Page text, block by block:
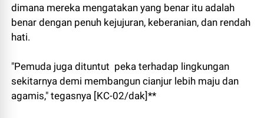
dimana mereka mengatakan yang benar itu adalah
benar dengan penuh kejujuran, keberanian, dan rendah
hati.
"Pemuda juga dituntut peka terhadap lingkungan
sekitarnya demi membangun cianjur lebih maju dan
agamis," tegasnya [KC-02/dak]**